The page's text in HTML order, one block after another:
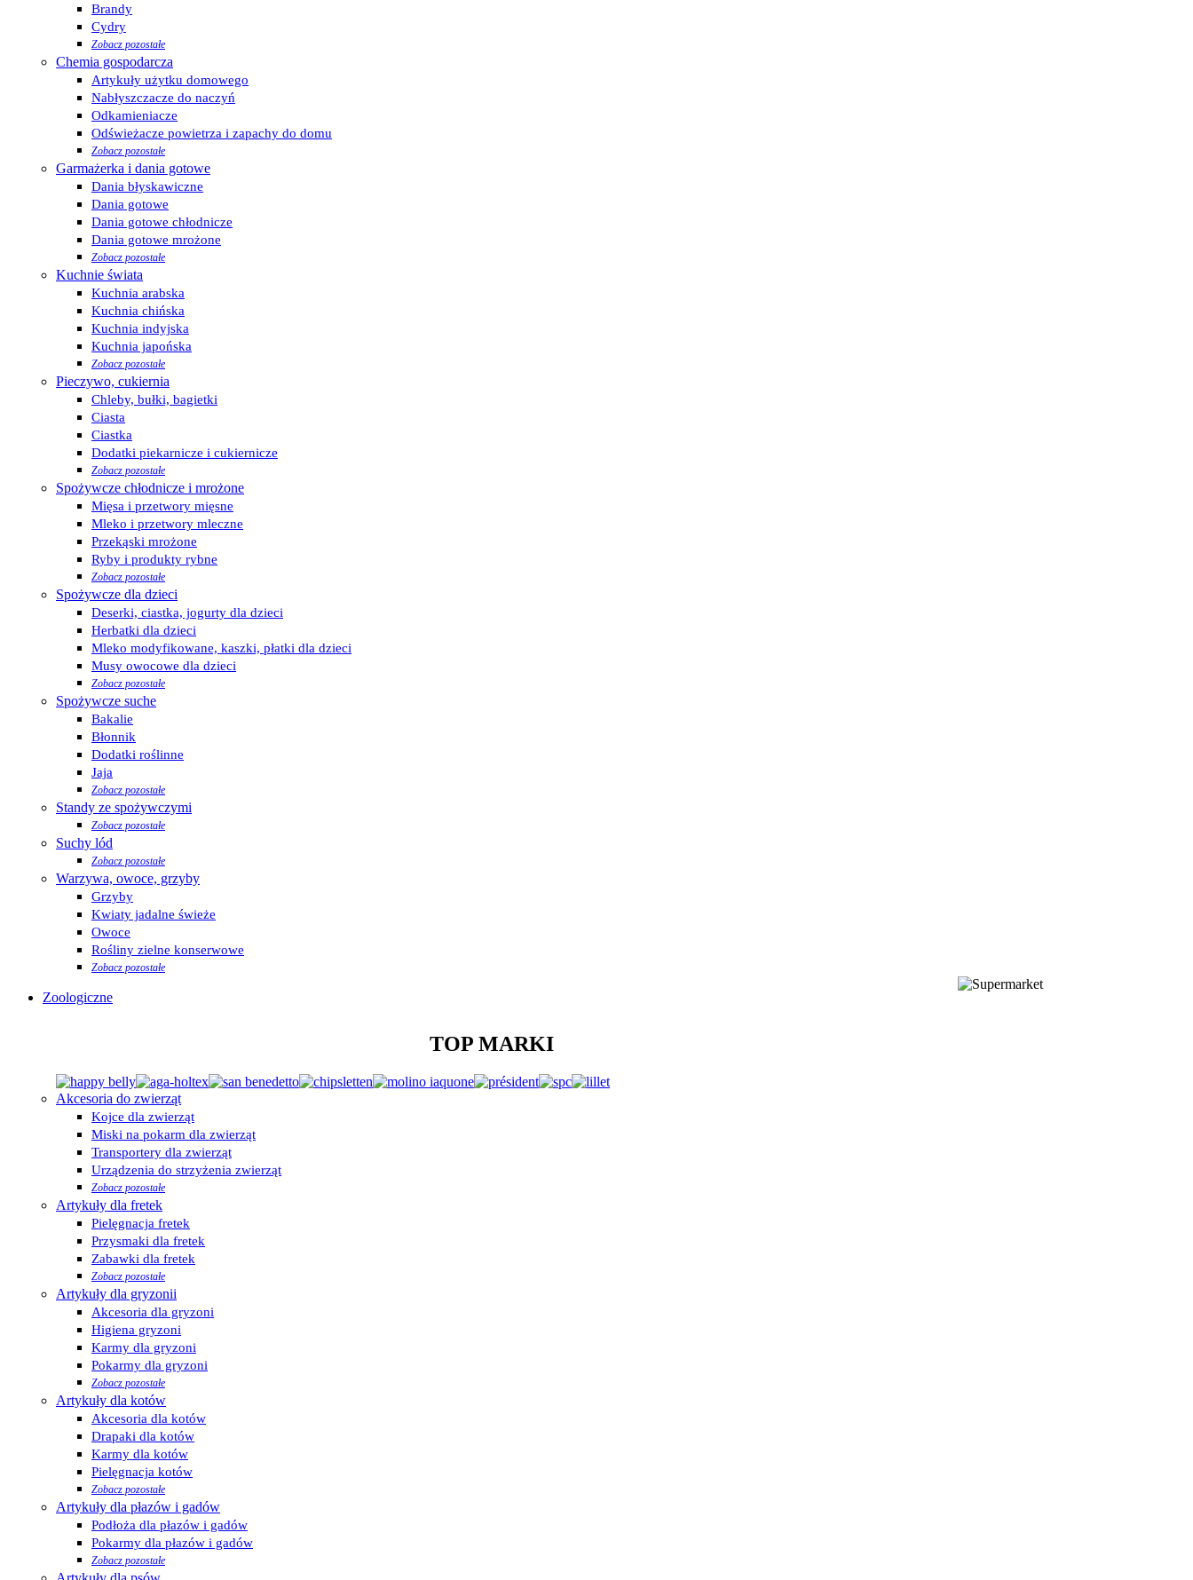
Brandy
Cydry
Zobacz pozostałe
Chemia gospodarcza
Artykuły użytku domowego
Nabłyszczacze do naczyń
Odkamieniacze
Odświeżacze powietrza i zapachy do domu
Zobacz pozostałe
Garmażerka i dania gotowe
Dania błyskawiczne
Dania gotowe
Dania gotowe chłodnicze
Dania gotowe mrożone
Zobacz pozostałe
Kuchnie świata
Kuchnia arabska
Kuchnia chińska
Kuchnia indyjska
Kuchnia japońska
Zobacz pozostałe
Pieczywo, cukiernia
Chleby, bułki, bagietki
Ciasta
Ciastka
Dodatki piekarnicze i cukiernicze
Zobacz pozostałe
Spożywcze chłodnicze i mrożone
Mięsa i przetwory mięsne
Mleko i przetwory mleczne
Przekąski mrożone
Ryby i produkty rybne
Zobacz pozostałe
Spożywcze dla dzieci
Deserki, ciastka, jogurty dla dzieci
Herbatki dla dzieci
Mleko modyfikowane, kaszki, płatki dla dzieci
Musy owocowe dla dzieci
Zobacz pozostałe
Spożywcze suche
Bakalie
Błonnik
Dodatki roślinne
Jaja
Zobacz pozostałe
Standy ze spożywczymi
Zobacz pozostałe
Suchy lód
Zobacz pozostałe
Warzywa, owoce, grzyby
Grzyby
Kwiaty jadalne świeże
Owoce
Rośliny zielne konserwowe
Zobacz pozostałe
Zoologiczne
TOP MARKI
Akcesoria do zwierząt
Kojce dla zwierząt
Miski na pokarm dla zwierząt
Transportery dla zwierząt
Urządzenia do strzyżenia zwierząt
Zobacz pozostałe
Artykuły dla fretek
Pielęgnacja fretek
Przysmaki dla fretek
Zabawki dla fretek
Zobacz pozostałe
Artykuły dla gryzonii
Akcesoria dla gryzoni
Higiena gryzoni
Karmy dla gryzoni
Pokarmy dla gryzoni
Zobacz pozostałe
Artykuły dla kotów
Akcesoria dla kotów
Drapaki dla kotów
Karmy dla kotów
Pielęgnacja kotów
Zobacz pozostałe
Artykuły dla płazów i gadów
Podłoża dla płazów i gadów
Pokarmy dla płazów i gadów
Zobacz pozostałe